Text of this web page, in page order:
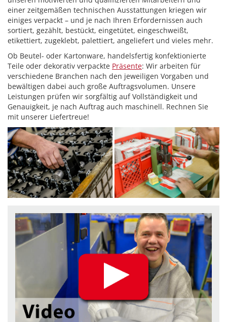
einer zeitgemäßen technischen Ausstattungen kriegen wir
einiges verpackt – und je nach Ihren Erfordernissen auch
sortiert, gezählt, bestückt, eingetütet, eingeschweißt,
etikettiert, zugeklebt, palettiert, angeliefert und vieles mehr.
Ob Beutel- oder Kartonware, handelsfertig konfektionierte
Teile oder dekorativ verpackte Präsente: Wir arbeiten für
verschiedene Branchen nach den jeweiligen Vorgaben und
bewältigen dabei auch große Auftragsvolumen. Unsere
Leistungen prüfen wir sorgfältig auf Vollständigkeit und
Genauigkeit, je nach Auftrag auch maschinell. Rechnen Sie
mit unserer Liefertreue!